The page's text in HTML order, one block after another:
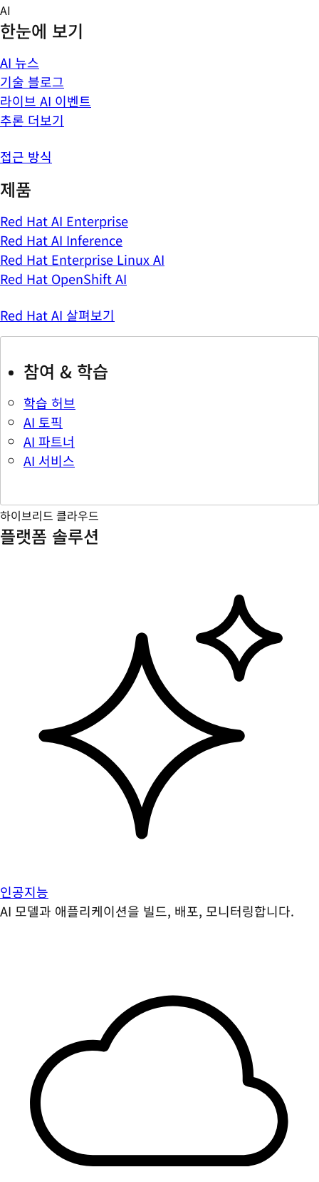
Skip
to
content
AI
한눈에 보기
AI 뉴스
기술 블로그
라이브 AI 이벤트
추론 더보기
접근 방식
제품
Red Hat AI Enterprise
Red Hat AI Inference
Red Hat Enterprise Linux AI
Red Hat OpenShift AI
Red Hat AI 살펴보기
참여 & 학습
학습 허브
AI 토픽
AI 파트너
AI 서비스
하이브리드 클라우드
플랫폼 솔루션
인공지능
AI 모델과 애플리케이션을 빌드, 배포, 모니터링합니다.